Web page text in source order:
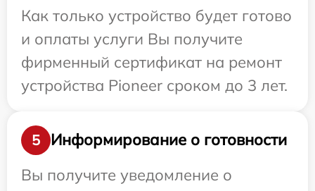
Как только устройство будет готово
и оплаты услуги Вы получите
фирменный сертификат на ремонт
устройства Pioneer сроком до 3 лет.
5
Информирование о готовности
Вы получите уведомление о